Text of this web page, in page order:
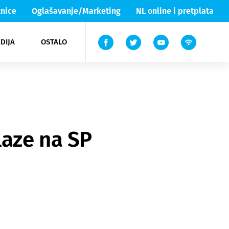
Oglašavanje/Marketing NL online i pretplata
OSTALO
Lika & Senj
TV
na SP